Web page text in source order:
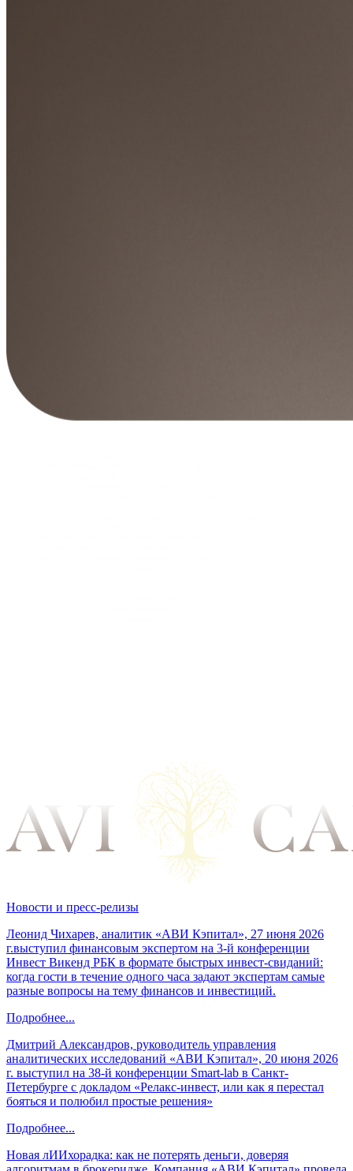
Новости и пресс-релизы
Леонид Чихарев, аналитик «АВИ Кэпитал», 27 июня 2026
г.выступил финансовым экспертом на 3-й конференции
Инвест Викенд РБК в формате быстрых инвест-свиданий:
когда гости в течение одного часа задают экспертам самые
разные вопросы на тему финансов и инвестиций.
Подробнее...
Дмитрий Александров, руководитель управления
аналитических исследований «АВИ Кэпитал», 20 июня 2026
г. выступил на 38-й конференции Smart-lab в Санкт-
Петербурге с докладом «Релакс-инвест, или как я перестал
бояться и полюбил простые решения»
Подробнее...
Новая лИИхорадка: как не потерять деньги, доверяя